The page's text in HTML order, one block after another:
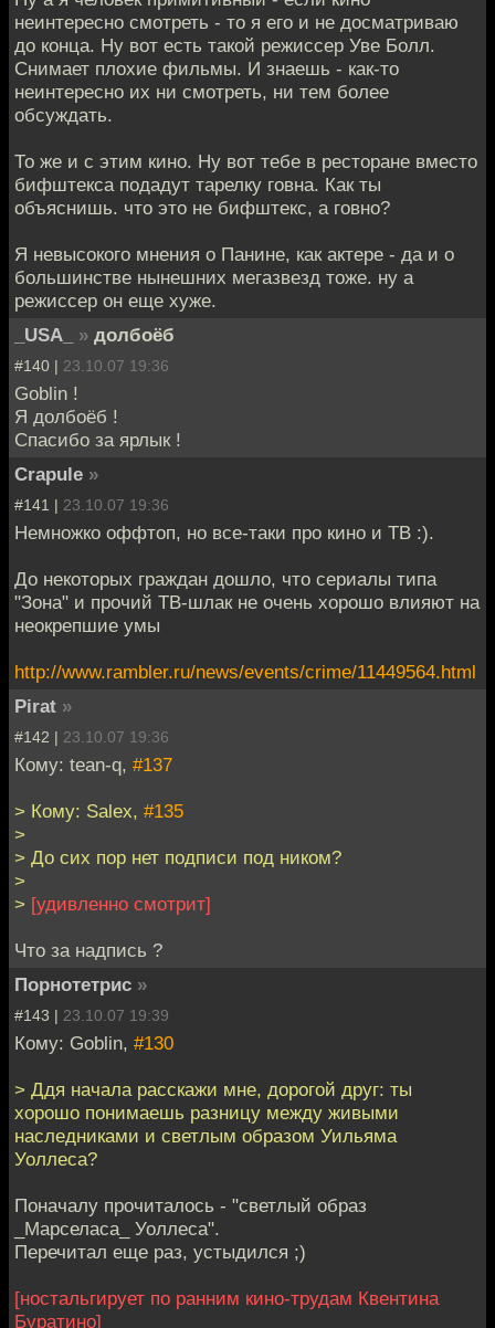
неинтересно смотреть - то я его и не досматриваю
до конца. Ну вот есть такой режиссер Уве Болл.
Снимает плохие фильмы. И знаешь - как-то
неинтересно их ни смотреть, ни тем более
обсуждать.
То же и с этим кино. Ну вот тебе в ресторане вместо
бифштекса подадут тарелку говна. Как ты
объяснишь. что это не бифштекс, а говно?
Я невысокого мнения о Панине, как актере - да и о
большинстве нынешних мегазвезд тоже. ну а
режиссер он еще хуже.
_USA_
» долбоёб
#140 | 23.10.07 19:36
Goblin !
Я долбоёб !
Спасибо за ярлык !
Crapule »
#141 | 23.10.07 19:36
Немножко оффтоп, но все-таки про кино и ТВ :).
До некоторых граждан дошло, что сериалы типа
"Зона" и прочий ТВ-шлак не очень хорошо влияют на
неокрепшие умы
http://www.rambler.ru/news/events/crime/11449564.html
Pirat »
#142 | 23.10.07 19:36
Кому: tean-q, #137
> Кому: Salex, #135
>
> До сих пор нет подписи под ником?
>
> [удивленно смотрит]
Что за надпись ?
Порнотетрис »
#143 | 23.10.07 19:39
Кому: Goblin, #130
> Ддя начала расскажи мне, дорогой друг: ты
хорошо понимаешь разницу между живыми
наследниками и светлым образом Уильяма
Уоллеса?
Поначалу прочиталось - "светлый образ
_Марселаса_ Уоллеса".
Перечитал еще раз, устыдился ;)
[ностальгирует по ранним кино-трудам Квентина
Буратино]